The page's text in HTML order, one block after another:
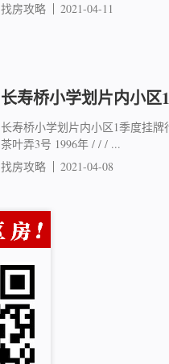
找房攻略 2021-04-11
长寿桥小学划片内小区
长寿桥小学划片内小区1季度挂
茶叶弄3号 1996年 / / / ...
找房攻略
2021-04-08